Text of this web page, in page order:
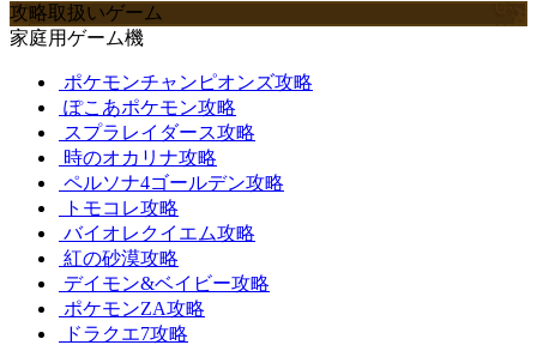
攻略取扱いゲーム
家庭用ゲーム機
ポケモンチャンピオンズ攻略
ぽこあポケモン攻略
スプラレイダース攻略
時のオカリナ攻略
ペルソナ4ゴールデン攻略
トモコレ攻略
バイオレクイエム攻略
紅の砂漠攻略
デイモン&ベイビー攻略
ポケモンZA攻略
ドラクエ7攻略